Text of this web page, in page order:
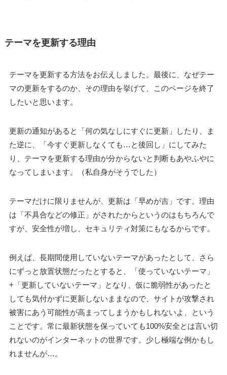
テーマを更新する理由
テーマを更新する方法をお伝えしました。最後に、なぜテー
マの更新をするのか、その理由を挙げて、このページを終了
したいと思います。
更新の通知があると「何の気なしにすぐに更新」したり、ま
た逆に、「今すぐ更新しなくても…と後回し」にしてみた
り、テーマを更新する理由が分からないと判断もあやふやに
なってしまいます。（私自身がそうでした）
テーマだけに限りませんが、更新は「早めが吉」です。理由
は「不具合などの修正」がされたからというのはもちろんで
すが、安全性が増し、セキュリティ対策にもなるからです。
例えば、長期間使用していないテーマがあったとして、さら
にずっと放置状態だったとすると、「使っていないテーマ」
+「更新していないテーマ」となり、仮に脆弱性があったと
しても気付かずに更新しないままなので、サイトが攻撃され
被害にあう可能性が高まってしまうかもしれないよ、という
ことです。常に最新状態を保っていても100%安全とは言い切
れないのがインターネットの世界です。少し極端な例かもし
れませんが…。